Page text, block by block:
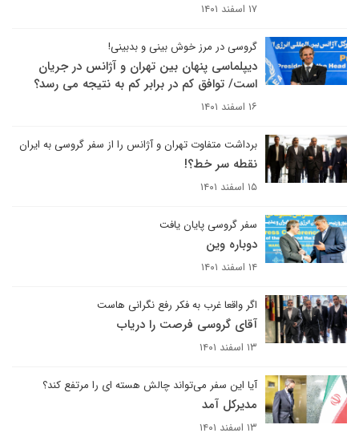
۱۷ اسفند ۱۴۰۱
گروسی در مرز خوش بینی و بدبینی!
دیپلماسی پنهان بین تهران و آژانس در جریان
است/ توافق کم در برابر کم به نتیجه می رسد؟
۱۶ اسفند ۱۴۰۱
برداشت متفاوت تهران و آژانس را از سفر گروسی به ایران
نقطه سر خط؟!
۱۵ اسفند ۱۴۰۱
سفر گروسی پایان یافت
دوباره وین
۱۴ اسفند ۱۴۰۱
اگر واقعا غرب به فکر رفع نگرانی هاست
آقای گروسی فرصت را دریاب
۱۳ اسفند ۱۴۰۱
آیا این سفر می‌تواند چالش هسته ای را مرتفع کند؟
مدیرکل آمد
۱۳ اسفند ۱۴۰۱